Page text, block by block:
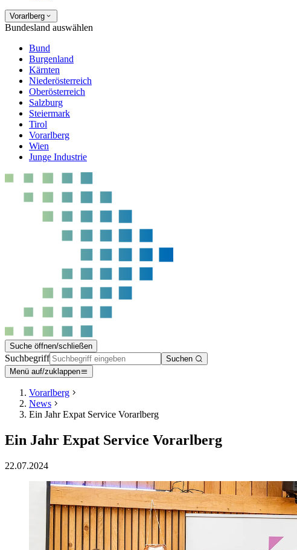
Vorarlberg
Bundesland auswählen
Bund
Burgenland
Kärnten
Niederösterreich
Oberösterreich
Salzburg
Steiermark
Tirol
Vorarlberg
Wien
Junge Industrie
Suche öffnen/schließen
Suchbegriff
Suchen
Menü auf/zuklappen
Vorarlberg
News
Ein Jahr Expat Service Vorarlberg
Ein Jahr Expat Service Vorarlberg
22.07.2024